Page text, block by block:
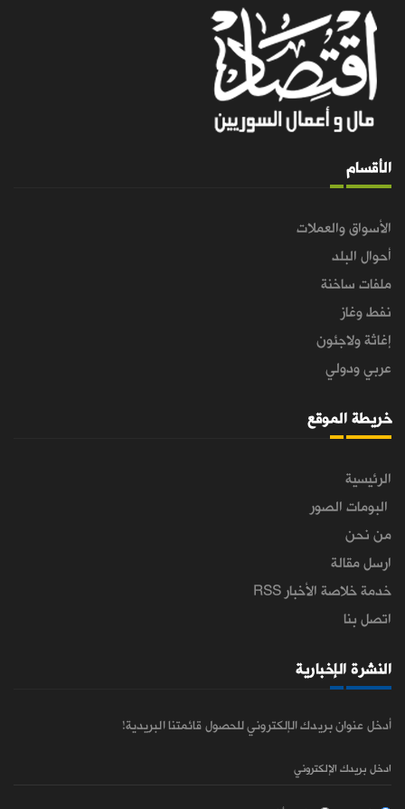
الأقسام
الأسواق والعملات
أحوال البلد
ملفات ساخنة
نفط وغاز
إغاثة ولاجئون
عربي ودولي
خريطة الموقع
الرئيسية
البومات الصور
من نحن
ارسل مقالة
خدمة خلاصة الأخبار RSS
اتصل بنا
النشرة الإخبارية
أدخل عنوان بريدك الإلكتروني للحصول قائمتنا البريدية!